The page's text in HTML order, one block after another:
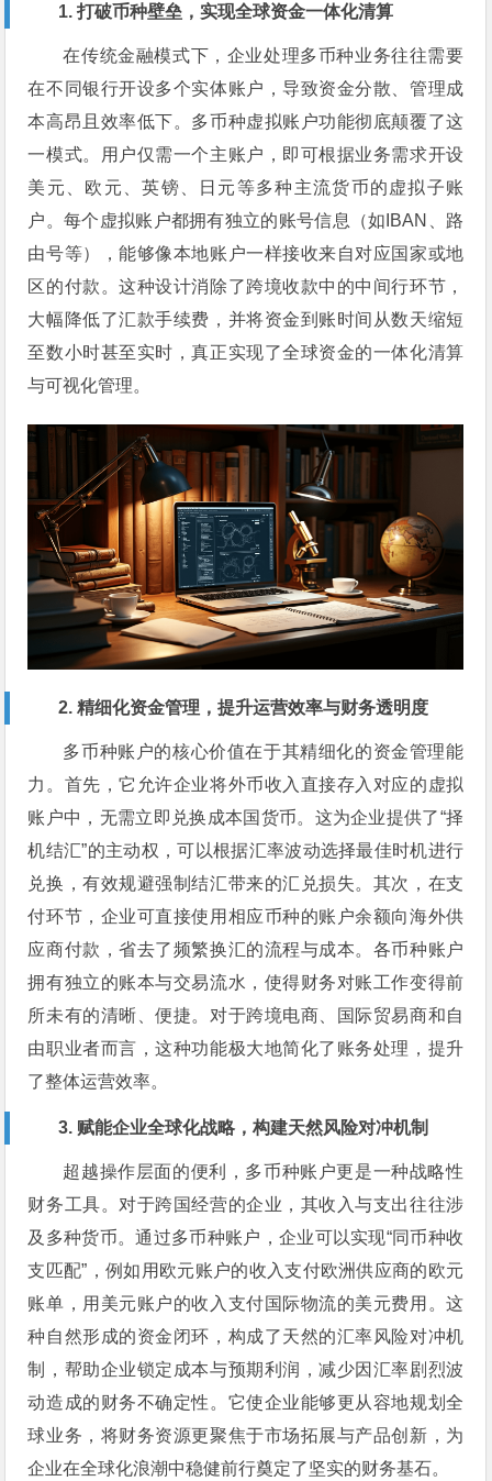
1. 打破币种壁垒，实现全球资金一体化清算
在传统金融模式下，企业处理多币种业务往往需要
在不同银行开设多个实体账户，导致资金分散、管理成
本高昂且效率低下。多币种虚拟账户功能彻底颠覆了这
一模式。用户仅需一个主账户，即可根据业务需求开设
美元、欧元、英镑、日元等多种主流货币的虚拟子账
户。每个虚拟账户都拥有独立的账号信息（如IBAN、路
由号等），能够像本地账户一样接收来自对应国家或地
区的付款。这种设计消除了跨境收款中的中间行环节，
大幅降低了汇款手续费，并将资金到账时间从数天缩短
至数小时甚至实时，真正实现了全球资金的一体化清算
与可视化管理。
2. 精细化资金管理，提升运营效率与财务透明度
多币种账户的核心价值在于其精细化的资金管理能
力。首先，它允许企业将外币收入直接存入对应的虚拟
账户中，无需立即兑换成本国货币。这为企业提供了“择
机结汇”的主动权，可以根据汇率波动选择最佳时机进行
兑换，有效规避强制结汇带来的汇兑损失。其次，在支
付环节，企业可直接使用相应币种的账户余额向海外供
应商付款，省去了频繁换汇的流程与成本。各币种账户
拥有独立的账本与交易流水，使得财务对账工作变得前
所未有的清晰、便捷。对于跨境电商、国际贸易商和自
由职业者而言，这种功能极大地简化了账务处理，提升
了整体运营效率。
3. 赋能企业全球化战略，构建天然风险对冲机制
超越操作层面的便利，多币种账户更是一种战略性
财务工具。对于跨国经营的企业，其收入与支出往往涉
及多种货币。通过多币种账户，企业可以实现“同币种收
支匹配”，例如用欧元账户的收入支付欧洲供应商的欧元
账单，用美元账户的收入支付国际物流的美元费用。这
种自然形成的资金闭环，构成了天然的汇率风险对冲机
制，帮助企业锁定成本与预期利润，减少因汇率剧烈波
动造成的财务不确定性。它使企业能够更从容地规划全
球业务，将财务资源更聚焦于市场拓展与产品创新，为
企业在全球化浪潮中稳健前行奠定了坚实的财务基石。